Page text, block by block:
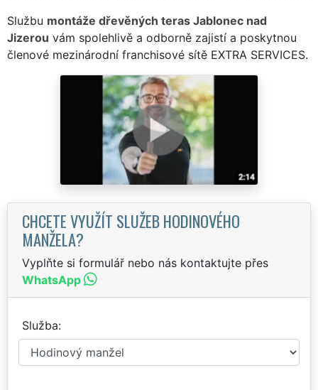
Službu montáže dřevěných teras Jablonec nad
Jizerou vám spolehlivě a odborně zajistí a poskytnou
členové mezinárodní franchisové sítě EXTRA SERVICES.
CHCETE VYUŽÍT SLUŽEB HODINOVÉHO
MANŽELA?
Vyplňte si formulář nebo nás kontaktujte přes
WhatsApp
Služba